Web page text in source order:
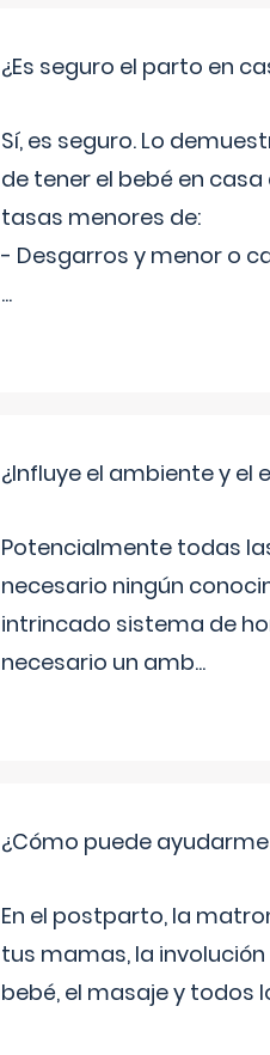
¿Es seguro el parto en
Sí, es seguro. Lo
de tener el bebé en
tasas menores de:
- Desgarros y menor o
...
¿Influye el ambiente y el
Potencialmente todas
necesario ningún
intrincado sistema de
necesario un amb...
¿Cómo puede
En el postparto, la
tus mamas, la
bebé, el masaje y todos